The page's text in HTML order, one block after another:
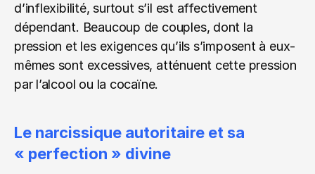
d’inflexibilité, surtout s’il est affectivement
dépendant. Beaucoup de couples, dont la
pression et les exigences qu’ils s’imposent à eux-
mêmes sont excessives, atténuent cette pression
par l’alcool ou la cocaïne.
Le narcissique autoritaire et sa
« perfection » divine